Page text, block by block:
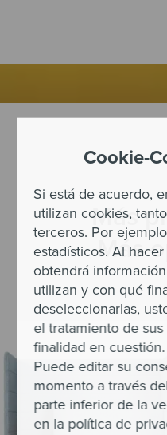
Cookie-
Si está de acuerdo,
utilizan cookies,
terceros. Por
estadísticos. Al
obtendrá
utilizan y con qué
deseleccionarlas,
el tratamiento de
finalidad en cuestión.
Puede editar su
momento a través
parte inferior de la
en la política de
Más
Más